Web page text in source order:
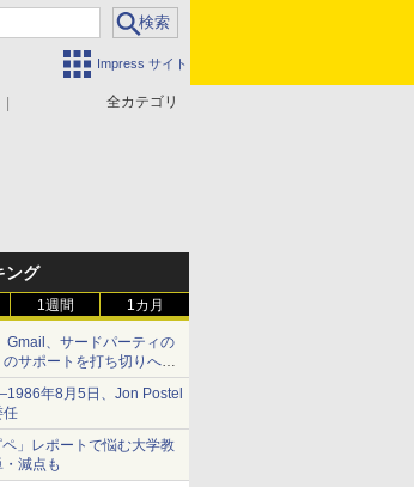
Impress サイト
全カテゴリ
ング
1週間 1カ月
Gmail、サードパーティの
のサポートを打ち切りへ
年8月5日、Jon Postel
任
」レポートで悩む大学教
・減点も